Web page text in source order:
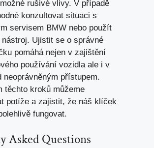
rušivé vlivy. V případě
konzultovat situaci s
servisem BMW nebo použít
Ujistit se o správné
pomáhá nejen v zajištění
používání vozidla ale i v
neoprávněným přístupem.
těchto kroků můžeme
potíže a zajistit, že náš klíček
fungovat.
Asked Questions